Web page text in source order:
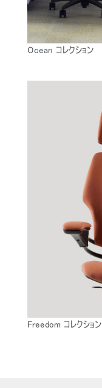
Ocean コレクション
Freedom コレクション